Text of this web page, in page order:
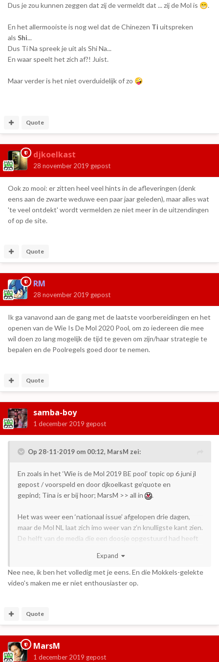
Dus je zou kunnen zeggen dat zij de vermeldt dat ... zij de Mol is 😁.
En het allermooiste is nog wel dat de Chinezen Ti uitspreken
als Shi...
Dus Ti Na spreek je uit als Shi Na...
En waar speelt het zich af?! Juist.
Maar verder is het niet overduidelijk of zo 🤪
Quote
djkoelkast
28 november 2019 gepost
Ook zo mooi: er zitten heel veel hints in de afleveringen (denk
eens aan de zwarte weduwe een paar jaar geleden), maar alles wat
'te veel ontdekt' wordt vermelden ze niet meer in de uitzendingen
of op de site.
Quote
RM
28 november 2019 gepost
Ik ga vanavond aan de gang met de laatste voorbereidingen en het
openen van de Wie Is De Mol 2020 Pool, om zo iedereen die mee
wil doen zo lang mogelijk de tijd te geven om zijn/haar strategie te
bepalen en de Poolregels goed door te nemen.
Quote
samba-boy
1 december 2019 gepost
Op 28-11-2019 om 00:12, MarsM zei:
En zoals in het ‘Wie is de Mol 2019 BE pool’ topic op 6 juni jl
gepost / voorspeld en door djkoelkast ge’quote en
gepind; Tina is er bij hoor; MarsM >> all in
.
Het was weer een ‘nationaal issue’ afgelopen drie dagen,
maar de Mol NL laat zich imo weer van z’n knulligste kant zien.
De helft van de media die een doosje opgestuurd had heeft
die er in stonden maar heeft het gewoon bekend gemaakt.
En natuurlijk het gevestigde tv-kliekje dat weer onderling
interessant kon doen.
laatste bekendmaken bij vorige-Mol-Merel als de aandacht
weg-ebt, allemaal popi’s van afgelopen jaar als deelnemer
(‘Die leuke Jaike van de Slimste Mens’), lekkage op social
media (Leonie, iedereen wist dat al in juli, Ter Braak), carrière-
ventjes (hèèèhèèè eindelijk Buddie Vledder, het
Expand
Nee nee, ik ben het volledig met je eens. En die Mokkels-gelekte
video's maken me er niet enthousiaster op.
Quote
MarsM
1 december 2019 gepost